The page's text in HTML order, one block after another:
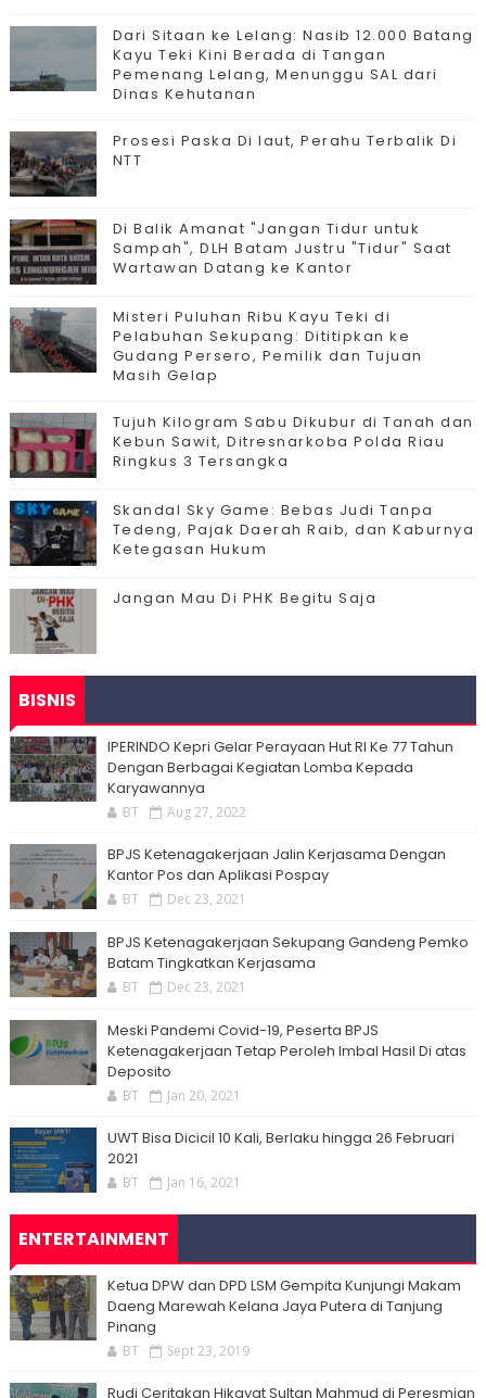
Dari Sitaan ke Lelang: Nasib 12.000 Batang
Kayu Teki Kini Berada di Tangan
Pemenang Lelang, Menunggu SAL dari
Dinas Kehutanan
Prosesi Paska Di laut, Perahu Terbalik Di
NTT
Di Balik Amanat "Jangan Tidur untuk
Sampah", DLH Batam Justru "Tidur" Saat
Wartawan Datang ke Kantor
Misteri Puluhan Ribu Kayu Teki di
Pelabuhan Sekupang: Dititipkan ke
Gudang Persero, Pemilik dan Tujuan
Masih Gelap
Tujuh Kilogram Sabu Dikubur di Tanah dan
Kebun Sawit, Ditresnarkoba Polda Riau
Ringkus 3 Tersangka
Skandal Sky Game: Bebas Judi Tanpa
Tedeng, Pajak Daerah Raib, dan Kaburnya
Ketegasan Hukum
Jangan Mau Di PHK Begitu Saja
BISNIS
IPERINDO Kepri Gelar Perayaan Hut RI Ke 77 Tahun
Dengan Berbagai Kegiatan Lomba Kepada
Karyawannya
BT Aug 27, 2022
BPJS Ketenagakerjaan Jalin Kerjasama Dengan
Kantor Pos dan Aplikasi Pospay
BT Dec 23, 2021
BPJS Ketenagakerjaan Sekupang Gandeng Pemko
Batam Tingkatkan Kerjasama
BT Dec 23, 2021
Meski Pandemi Covid-19, Peserta BPJS
Ketenagakerjaan Tetap Peroleh Imbal Hasil Di atas
Deposito
BT Jan 20, 2021
UWT Bisa Dicicil 10 Kali, Berlaku hingga 26 Februari
2021
BT Jan 16, 2021
ENTERTAINMENT
Ketua DPW dan DPD LSM Gempita Kunjungi Makam
Daeng Marewah Kelana Jaya Putera di Tanjung
Pinang
BT Sept 23, 2019
Rudi Ceritakan Hikayat Sultan Mahmud di Peresmian